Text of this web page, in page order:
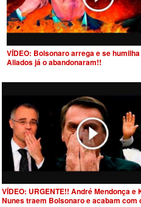
VÍDEO: Bolsonaro arrega e se humilha
Aliados já o abandonaram!!
VÍDEO: URGENTE!! André Mendonça e
Nunes traem Bolsonaro e acabam com